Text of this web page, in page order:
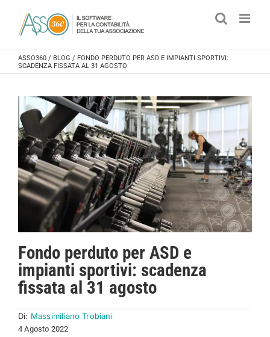
ASSO360 / BLOG / FONDO PERDUTO PER ASD E IMPIANTI SPORTIVI:
SCADENZA FISSATA AL 31 AGOSTO
Fondo perduto per ASD e
impianti sportivi: scadenza
fissata al 31 agosto
Di: Massimiliano Trobiani
4 Agosto 2022